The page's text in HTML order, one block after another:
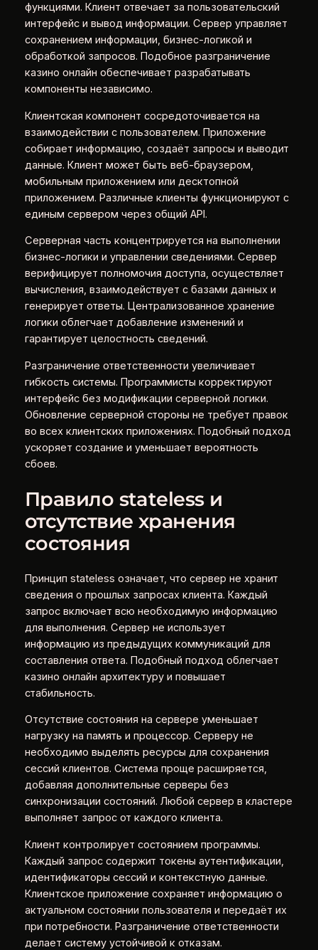
функциями. Клиент отвечает за пользовательский
интерфейс и вывод информации. Сервер управляет
сохранением информации, бизнес-логикой и
обработкой запросов. Подобное разграничение
казино онлайн обеспечивает разрабатывать
компоненты независимо.
Клиентская компонент сосредоточивается на
взаимодействии с пользователем. Приложение
собирает информацию, создаёт запросы и выводит
данные. Клиент может быть веб-браузером,
мобильным приложением или десктопной
приложением. Различные клиенты функционируют с
единым сервером через общий API.
Серверная часть концентрируется на выполнении
бизнес-логики и управлении сведениями. Сервер
верифицирует полномочия доступа, осуществляет
вычисления, взаимодействует с базами данных и
генерирует ответы. Централизованное хранение
логики облегчает добавление изменений и
гарантирует целостность сведений.
Разграничение ответственности увеличивает
гибкость системы. Программисты корректируют
интерфейс без модификации серверной логики.
Обновление серверной стороны не требует правок
во всех клиентских приложениях. Подобный подход
ускоряет создание и уменьшает вероятность
сбоев.
Правило stateless и
отсутствие хранения
состояния
Принцип stateless означает, что сервер не хранит
сведения о прошлых запросах клиента. Каждый
запрос включает всю необходимую информацию
для выполнения. Сервер не использует
информацию из предыдущих коммуникаций для
составления ответа. Подобный подход облегчает
казино онлайн архитектуру и повышает
стабильность.
Отсутствие состояния на сервере уменьшает
нагрузку на память и процессор. Серверу не
необходимо выделять ресурсы для сохранения
сессий клиентов. Система проще расширяется,
добавляя дополнительные серверы без
синхронизации состояний. Любой сервер в кластере
выполняет запрос от каждого клиента.
Клиент контролирует состоянием программы.
Каждый запрос содержит токены аутентификации,
идентификаторы сессий и контекстную данные.
Клиентское приложение сохраняет информацию о
актуальном состоянии пользователя и передаёт их
при потребности. Разграничение ответственности
делает систему устойчивой к отказам.